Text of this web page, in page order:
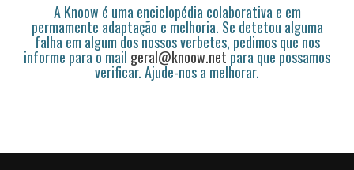
A Knoow é uma enciclopédia colaborativa e em
permamente adaptação e melhoria. Se detetou alguma
falha em algum dos nossos verbetes, pedimos que nos
informe para o mail geral@knoow.netpara que possamos
verificar. Ajude-nos a melhorar.